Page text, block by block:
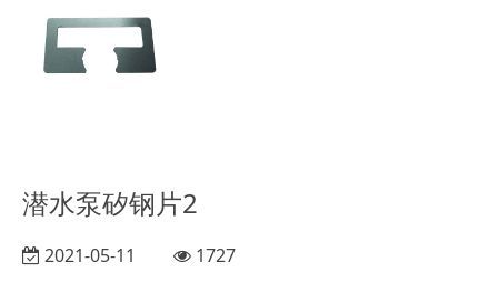
潜水泵矽钢片2
2021-05-11 1727